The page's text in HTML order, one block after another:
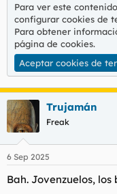
Para ver este
configurar cookies de
Para obtener
página de cookies.
Aceptar cookies de
Trujamán
Freak
6 Sep 2025
Bah. Jovenzuelos, los